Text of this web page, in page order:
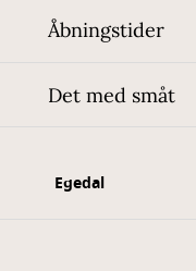
Åbningstider
Det med småt
Egedal